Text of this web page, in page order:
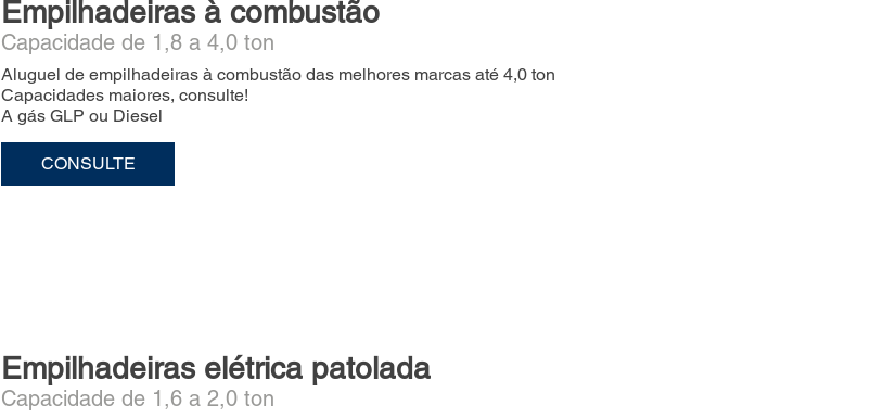
Empilhadeiras à combustão
Capacidade de 1,8 a 4,0 ton
Aluguel de empilhadeiras à combustão das melhores marcas até 4,0 ton
Capacidades maiores, consulte!
A gás GLP ou Diesel
CONSULTE
Empilhadeiras elétrica patolada
Capacidade de 1,6 a 2,0 ton